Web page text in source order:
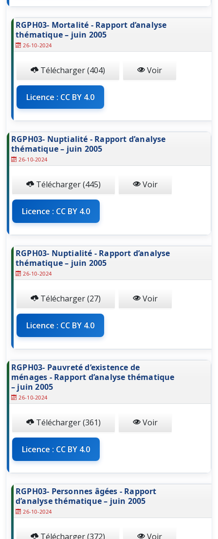
RGPH03- Mortalité - Rapport d’analyse
thématique – juin 2005
26-10-2024
Télécharger (404) Voir
Licence : CC BY 4.0
RGPH03- Nuptialité - Rapport d’analyse
thématique – juin 2005
26-10-2024
Télécharger (445) Voir
Licence : CC BY 4.0
RGPH03- Nuptialité - Rapport d’analyse
thématique – juin 2005
26-10-2024
Télécharger (27) Voir
Licence : CC BY 4.0
RGPH03- Pauvreté d’existence de
ménages - Rapport d’analyse thématique
– juin 2005
26-10-2024
Télécharger (361) Voir
Licence : CC BY 4.0
RGPH03- Personnes âgées - Rapport
d’analyse thématique – juin 2005
26-10-2024
Télécharger (372) Voir